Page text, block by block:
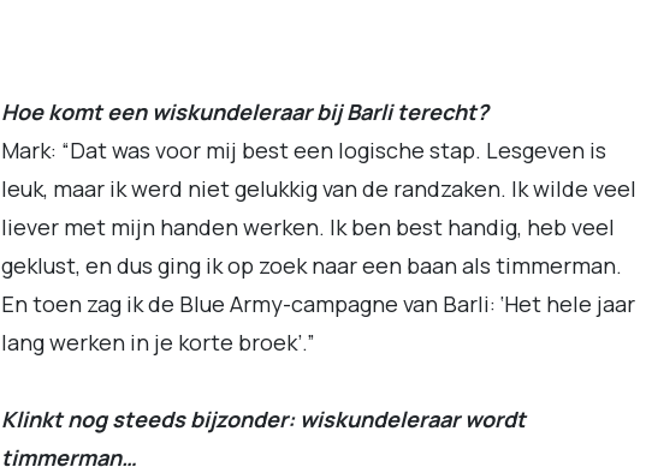
Hoe komt een wiskundeleraar bij Barli terecht?
Mark: “Dat was voor mij best een logische stap. Lesgeven is
leuk, maar ik werd niet gelukkig van de randzaken. Ik wilde veel
liever met mijn handen werken. Ik ben best handig, heb veel
geklust, en dus ging ik op zoek naar een baan als timmerman.
En toen zag ik de Blue Army-campagne van Barli: ‘Het hele jaar
lang werken in je korte broek’.”
Klinkt nog steeds bijzonder: wiskundeleraar wordt
timmerman…